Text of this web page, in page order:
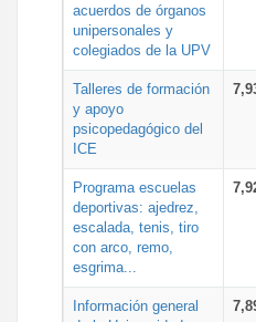
acuerdos de órganos
unipersonales y
colegiados de la UPV
Talleres de formación
y apoyo
psicopedagógico del
ICE
Programa escuelas
deportivas: ajedrez,
escalada, tenis, tiro
con arco, remo,
esgrima...
Información general